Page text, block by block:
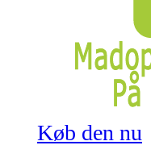
Køb den nu